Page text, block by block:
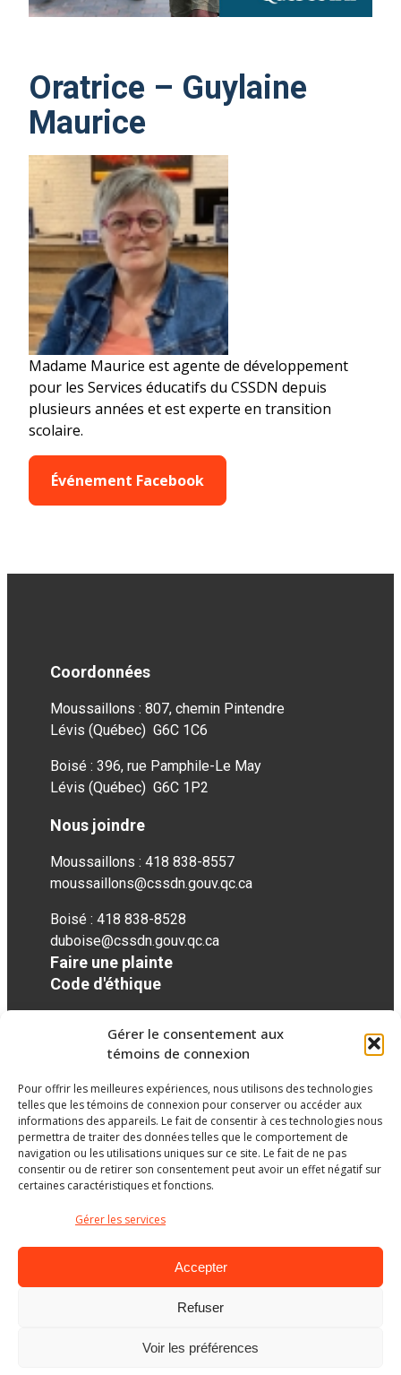
Gérer le consentement aux
témoins de connexion
Pour offrir les meilleures expériences, nous utilisons des technologies
telles que les témoins de connexion pour conserver ou accéder aux
informations des appareils. Le fait de consentir à ces technologies nous
permettra de traiter des données telles que le comportement de
navigation ou les utilisations uniques sur ce site. Le fait de ne pas
consentir ou de retirer son consentement peut avoir un effet négatif sur
certaines caractéristiques et fonctions.
Gérer les services
Accepter
Refuser
Voir les préférences
Oratrice – Guylaine
Maurice
Madame Maurice est agente de développement
pour les Services éducatifs du CSSDN depuis
plusieurs années et est experte en transition
scolaire.
Événement Facebook
Coordonnées
Moussaillons : 807, chemin Pintendre
Lévis (Québec) G6C 1C6
Boisé : 396, rue Pamphile-Le May
Lévis (Québec) G6C 1P2
Nous joindre
Moussaillons : 418 838-8557
moussaillons@cssdn.gouv.qc.ca
Boisé : 418 838-8528
duboise@cssdn.gouv.qc.ca
Faire une plainte
Code d'éthique
Réseaux sociaux
facebook
Ministère de l’Éducation